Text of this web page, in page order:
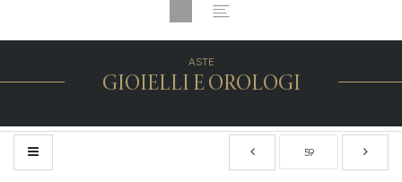
ASTE
GIOIELLI E OROLOGI